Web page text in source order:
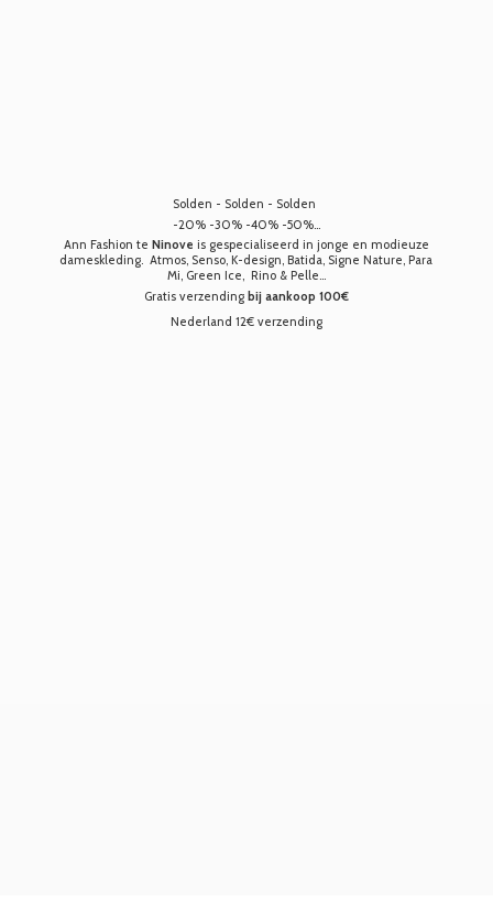
Solden - Solden - Solden
-20% -30% -40% -50%...
Ann Fashion te Ninove is gespecialiseerd in jonge en modieuze
dameskleding. Atmos, Senso, K-design, Batida, Signe Nature, Para
Mi, Green Ice, Rino & Pelle...
Gratis verzending bij aankoop 100€
Nederland 12€ verzending